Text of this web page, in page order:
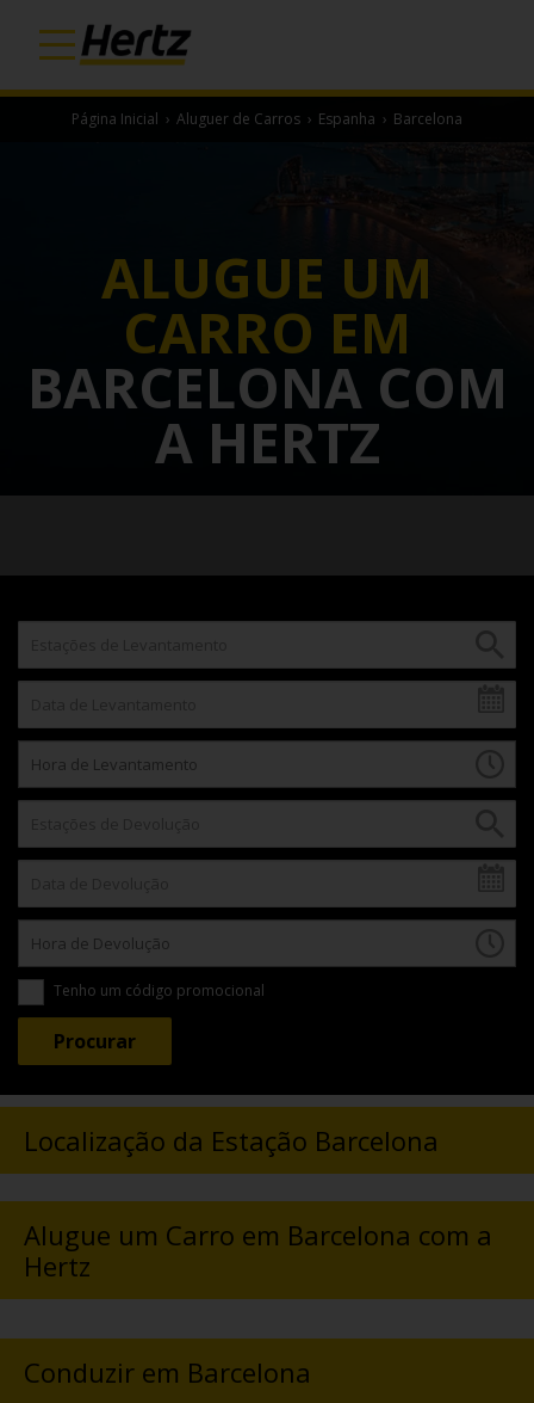
Página Inicial › Aluguer de Carros › Espanha › Barcelona
ALUGUE UM
CARRO EM
BARCELONA COM
A HERTZ
Tenho um código promocional
Localização da Estação Barcelona
Alugue um Carro em Barcelona com a
Hertz
Conduzir em Barcelona